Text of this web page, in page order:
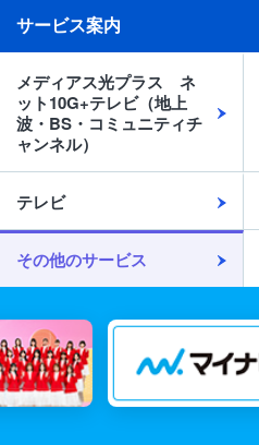
サービス案内
メディアス光プラス ネ
ット10G+テレビ（地上
波・BS・コミュニティチ
ャンネル）
テレビ
その他のサービス